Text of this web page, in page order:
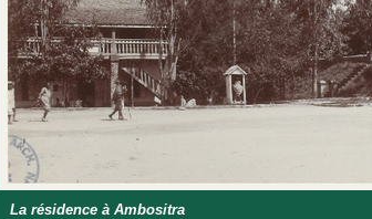
La résidence à Ambositra